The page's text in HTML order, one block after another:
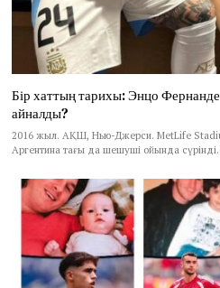
Бір хаттың тарихы: Энцо
айналды?
2016 жыл. АҚШ, Нью-Джерси. MetLife
Аргентина тағы да шешуші ойында